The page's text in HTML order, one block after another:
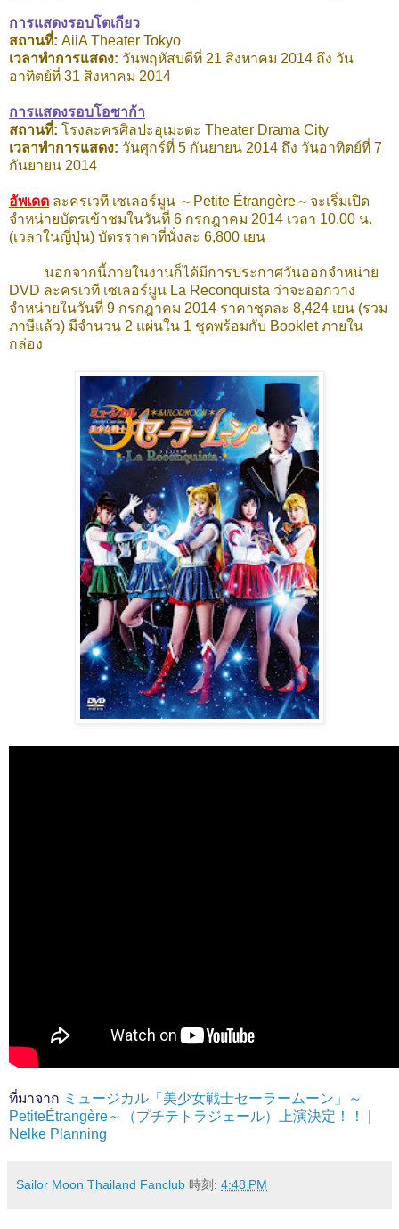
การแสดงรอบโตเกียว
สถานที่: AiiA Theater Tokyo
เวลาทำการแสดง: วันพฤหัสบดีที่ 21 สิงหาคม 2014 ถึง วัน
อาทิตย์ที่ 31 สิงหาคม 2014
การแสดงรอบโอซาก้า
สถานที่: โรงละครศิลปะอุเมะดะ Theater Drama City
เวลาทำการแสดง: วันศุกร์ที่ 5 กันยายน 2014 ถึง วันอาทิตย์ที่ 7
กันยายน 2014
อัพเดต ละครเวที เซเลอร์มูน ～Petite Étrangère～จะเริ่มเปิด
จำหน่ายบัตรเข้าชมในวันที่ 6 กรกฎาคม 2014 เวลา 10.00 น.
(เวลาในญี่ปุ่น) บัตรราคาที่นั่งละ 6,800 เยน
นอกจากนี้ภายในงานก็ได้มีการประกาศวันออกจำหน่าย
DVD ละครเวที เซเลอร์มูน La Reconquista ว่าจะออกวาง
จำหน่ายในวันที่ 9 กรกฎาคม 2014 ราคาชุดละ 8,424 เยน (รวม
ภาษีแล้ว) มีจำนวน 2 แผ่นใน 1 ชุดพร้อมกับ Booklet ภายใน
กล่อง
ที่มาจาก ミュージカル「美少女戦士セーラームーン」～
PetiteÉtrangère～（プチテトラジェール）上演決定！！
Nelke Planning
Sailor Moon Thailand Fanclub 時刻: 4:48 PM